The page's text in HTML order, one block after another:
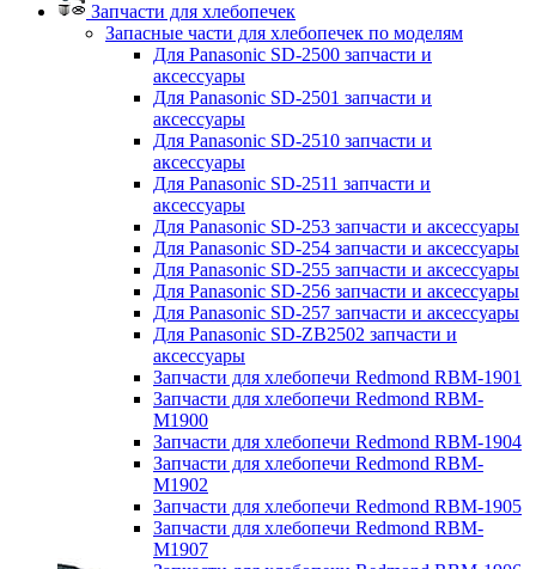
Запчасти для хлебопечек
Запасные части для хлебопечек по моделям
Для Panasonic SD-2500 запчасти и
аксессуары
Для Panasonic SD-2501 запчасти и
аксессуары
Для Panasonic SD-2510 запчасти и
аксессуары
Для Panasonic SD-2511 запчасти и
аксессуары
Для Panasonic SD-253 запчасти и аксессуары
Для Panasonic SD-254 запчасти и аксессуары
Для Panasonic SD-255 запчасти и аксессуары
Для Panasonic SD-256 запчасти и аксессуары
Для Panasonic SD-257 запчасти и аксессуары
Для Panasonic SD-ZB2502 запчасти и
аксессуары
Запчасти для хлебопечи Redmond RBM-1901
Запчасти для хлебопечи Redmond RBM-
M1900
Запчасти для хлебопечи Redmond RBM-1904
Запчасти для хлебопечи Redmond RBM-
M1902
Запчасти для хлебопечи Redmond RBM-1905
Запчасти для хлебопечи Redmond RBM-
M1907